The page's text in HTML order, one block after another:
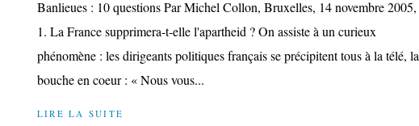
Banlieues : 10 questions Par Michel Collon, Bruxelles, 14 novembre 2005,
1. La France supprimera-t-elle l'apartheid ? On assiste à un curieux
phénomène : les dirigeants politiques français se précipitent tous à la télé, la
bouche en coeur : « Nous vous...
LIRE LA SUITE